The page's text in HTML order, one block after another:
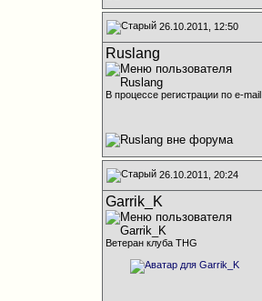
26.10.2011, 12:50
Ruslang
В процессе регистрации по e-mail
26.10.2011, 20:24
Garrik_K
Ветеран клуба THG